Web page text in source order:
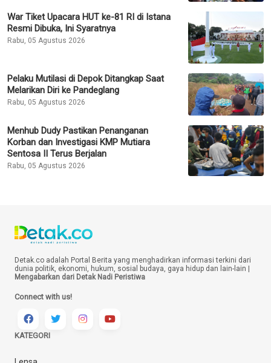
War Tiket Upacara HUT ke-81 RI di Istana
Resmi Dibuka, Ini Syaratnya
Rabu, 05 Agustus 2026
Pelaku Mutilasi di Depok Ditangkap Saat
Melarikan Diri ke Pandeglang
Rabu, 05 Agustus 2026
Menhub Dudy Pastikan Penanganan
Korban dan Investigasi KMP Mutiara
Sentosa II Terus Berjalan
Rabu, 05 Agustus 2026
Detak.co adalah Portal Berita yang menghadirkan informasi terkini dari
dunia politik, ekonomi, hukum, sosial budaya, gaya hidup dan lain-lain |
Mengabarkan dari Detak Nadi Peristiwa
Connect with us!
KATEGORI